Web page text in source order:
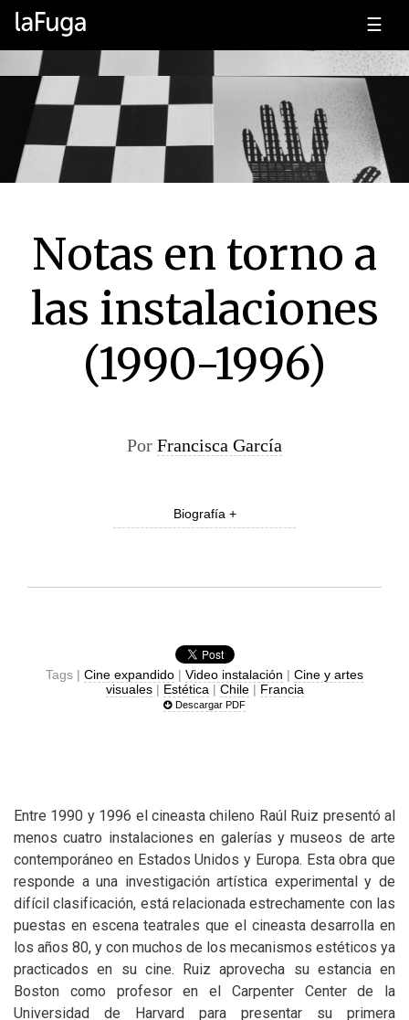
☰
Notas en torno a
las instalaciones
(1990-1996)
Por Francisca García
Biografía +
Tags | Cine expandido | Video instalación | Cine y artes
visuales| Estética | Chile| Francia
Descargar PDF
Entre 1990 y 1996 el cineasta chileno Raúl Ruiz presentó al
menos cuatro instalaciones en galerías y museos de arte
contemporáneo en Estados Unidos y Europa. Esta obra que
responde a una investigación artística experimental y de
difícil clasificación, está relacionada estrechamente con las
puestas en escena teatrales que el cineasta desarrolla en
los años 80, y con muchos de los mecanismos estéticos ya
practicados en su cine. Ruiz aprovecha su estancia en
Boston como profesor en el Carpenter Center de la
Universidad de Harvard para presentar su primera